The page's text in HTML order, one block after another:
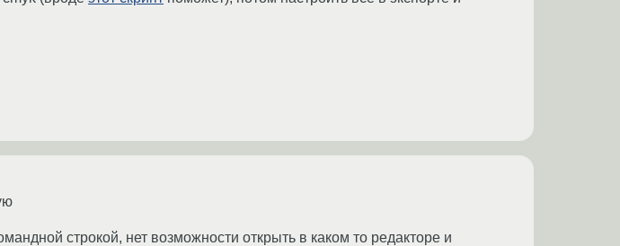
строкой, нет возможности открыть в каком то редакторе и